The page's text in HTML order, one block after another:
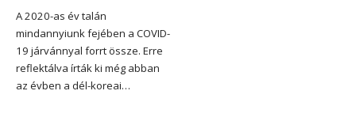
A 2020-as év talán
mindannyiunk fejében a COVID-
19 járvánnyal forrt össze. Erre
reflektálva írták ki még abban
az évben a dél-koreai…